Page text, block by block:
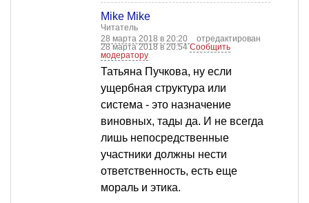
Mike Mike
Читатель
28 марта 2018 в 20:20
отредактирован
28 марта 2018 в 20:54Сообщить
модератору
Татьяна Пучкова, ну если
ущербная структура или
система - это назначение
виновных, тады да. И не всегда
лишь непосредственные
участники должны нести
ответственность, есть еще
мораль и этика.